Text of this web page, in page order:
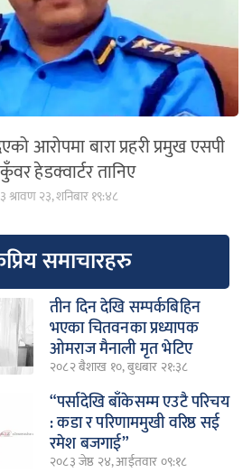
आरोपमा बारा प्रहरी प्रमुख एसपी
हेडक्वार्टर तानिए
श्रावण २३, शनिबार १९:४८
समाचारहरु
तीन दिन देखि सम्पर्कबिहिन
भएका चितवनका प्रध्यापक
ओमराज मैनाली मृत भेटिए
२०८२ बैशाख १०, बुधबार २१:३८
“पर्सादेखि बाँकेसम्म एउटै परिचय
: कडा र परिणाममुखी वरिष्ठ सई
रमेश बजगाई”
२०८३ जेष्ठ २४, आईतवार ०९:१८